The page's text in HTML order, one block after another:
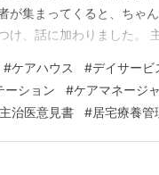
が集まってくると、ちゃ
け、話に加わりました。
デイサービスは週2から週1
。 全額自費でもよいから
できないかと、ケアマネさ
ョンに聞いてもらってい
#ケアハウス #デイサービ
ーション #ケアマネージ
主治医意見書 #居宅療養管